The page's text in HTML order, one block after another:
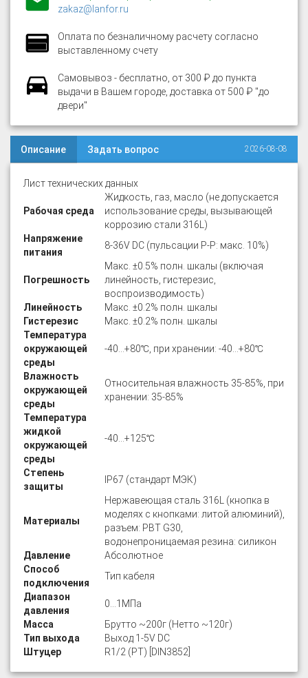
zakaz@lanfor.ru
Оплата по безналичному расчету согласно
выставленному счету
Самовывоз - бесплатно, от 300 ₽ до пункта
выдачи в Вашем городе, доставка от 500 ₽ "до
двери"
Описание Задать вопрос 2026-08-08
Лист технических данных
Рабочая среда
Жидкость, газ, масло (не допускается
использование среды, вызывающей
коррозию стали 316L)
Напряжение
питания
8-36V DC (пульсации P-P: макс. 10%)
Погрешность
Макс. ±0.5% полн. шкалы (включая
линейность, гистерезис,
воспроизводимость)
Линейность
Макс. ±0.2% полн. шкалы
Гистерезис
Макс. ±0.2% полн. шкалы
Температура
окружающей
среды
-40…+80℃, при хранении: -40…+80℃
Влажность
окружающей
среды
Относительная влажность 35-85%, при
хранении: 35-85%
Температура
жидкой
окружающей
среды
-40…+125℃
Степень
защиты
IP67 (стандарт МЭК)
Материалы
Нержавеющая сталь 316L (кнопка в
моделях с кнопками: литой алюминий),
разъем: PBT G30,
водонепроницаемая резина: силикон
Давление
Абсолютное
Способ
подключения
Тип кабеля
Диапазон
давления
0…1МПа
Масса
Брутто ~200г (Нетто ~120г)
Тип выхода
Выход 1-5V DC
Штуцер
R1/2 (PT) [DIN3852]